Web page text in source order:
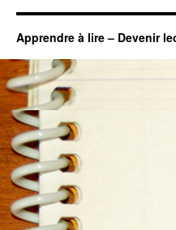
Apprendre à lire – Devenir